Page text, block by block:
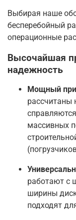
Выбирая наше
бесперебойный
операционные
Высочайшая
надежность
Мощный
рассчитаны
массивных
работают с
ширины
подходят